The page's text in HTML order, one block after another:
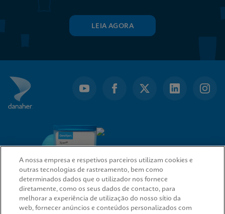
LEIA AGORA
A nossa empresa e respetivos parceiros utilizam cookies e
outras tecnologias de rastreamento, bem como
determinados dados que o utilizador nos fornece
diretamente, como os seus dados de contacto, para
melhorar a experiência de utilização do nosso sítio da
web, fornecer anúncios e conteúdos personalizados com